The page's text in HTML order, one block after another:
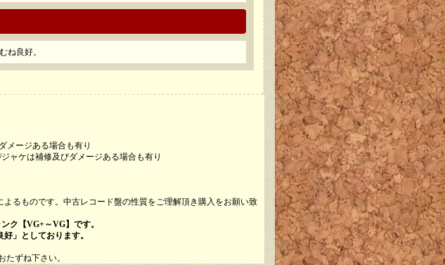
ね良好。
メージある場合も有り
ャケは補修及びダメージある場合も有り
るものです。中古レコード盤の性質をご理解頂き購入をお願い致
ク【VG+～VG】です。
」としております。
ずね下さい。